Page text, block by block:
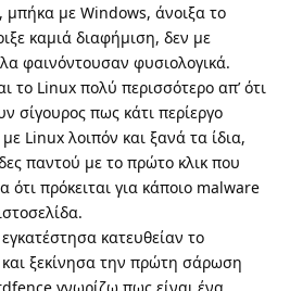
μπήκα με Windows, άνοιξα το
καμιά διαφήμιση, δεν με
φαινόντουσαν φυσιολογικά.
το Linux πολύ περισσότερο απ’ ότι
σίγουρος πως κάτι περίεργο
Linux λοιπόν και ξανά τα ίδια,
παντού με το πρώτο κλικ που
ότι πρόκειται για κάποιο malware
κατευθείαν το
ξεκίνησα την πρώτη σάρωση